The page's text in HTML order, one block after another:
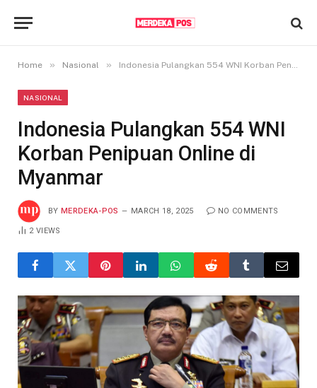
Home » Nasional » Indonesia Pulangkan 554 WNI Korban Penipuan Online di Myanmar
NASIONAL
Indonesia Pulangkan 554 WNI
Korban Penipuan Online di
Myanmar
BY MERDEKA-POS MARCH 18, 2025 NO COMMENTS
2VIEWS